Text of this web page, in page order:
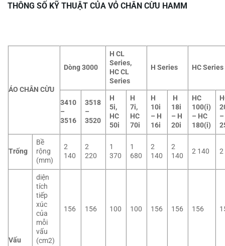
THÔNG SỐ KỸ THUẬT CỦA VỎ CHÂN CỪU HAMM
ÁO CHÂN CỪU
Dòng 3000
H CL
Series,
HC CL
Series
H Series HC Series
3410
–
3516
3518
–
3520
H
5i,
HC
50i
H
7i,
HC
70i
H
10i
– H
16i
H
18i
– H
20i
HC
100(i)
– HC
180(i)
–
Trống
Bề
rộng
(mm)
2
140
2
220
1
370
1
680
2
140
2
140
2 140 2
Vấu
diện
tích
tiếp
xúc
của
mỗi
vấu
(cm2)
156 156 100 100 156 156 156